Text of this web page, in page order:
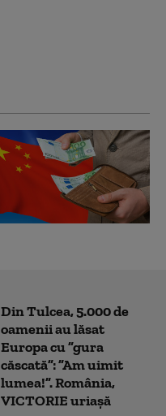
Din Tulcea, 5.000 de
oamenii au lăsat
Europa cu ”gura
căscată”: ”Am uimit
lumea!”. România,
VICTORIE uriașă